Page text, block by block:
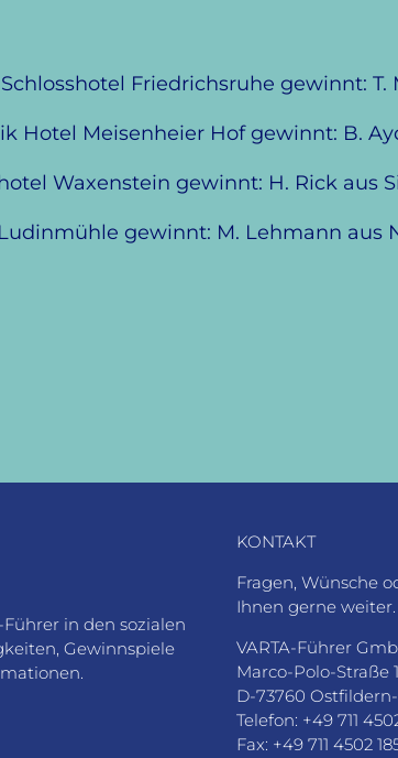
Friedrichsruhe gewinnt: T.
Hotel Meisenheier Hof gewinnt: B.
Waxenstein gewinnt: H. Rick aus
gewinnt: M. Lehmann aus
in den sozialen
Gewinnspiele
KONTAKT
Fragen, Wünsche
Ihnen gerne weiter.
VARTA-Führer
Marco-Polo-Straße 1
D-73760
Telefon: +49 711
Fax: +49 711 4502